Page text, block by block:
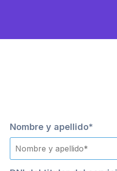
Nombre y apellido*